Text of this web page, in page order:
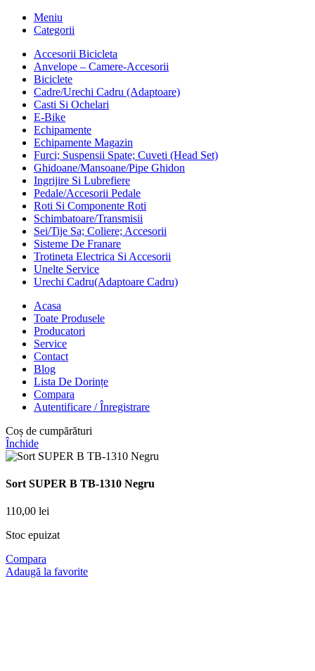
Meniu
Categorii
Accesorii Bicicleta
Anvelope – Camere-Accesorii
Biciclete
Cadre/Urechi Cadru (Adaptoare)
Casti Si Ochelari
E-Bike
Echipamente
Echipamente Magazin
Furci; Suspensii Spate; Cuveti (Head Set)
Ghidoane/Mansoane/Pipe Ghidon
Ingrijire Si Lubrefiere
Pedale/Accesorii Pedale
Roti Si Componente Roti
Schimbatoare/Transmisii
Sei/Tije Sa; Coliere; Accesorii
Sisteme De Franare
Trotineta Electrica Si Accesorii
Unelte Service
Urechi Cadru(Adaptoare Cadru)
Acasa
Toate Produsele
Producatori
Service
Contact
Blog
Lista De Dorințe
Compara
Autentificare / Înregistrare
Coș de cumpărături
Închide
Sort SUPER B TB-1310 Negru
110,00 lei
Stoc epuizat
Compara
Adaugă la favorite